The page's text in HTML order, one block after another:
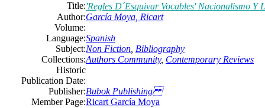
Title:'Regles D´Esquivar Vocables' Nacionalismo Y
Author:García Moya, Ricart
Volume:
Language:Spanish
Subject:Non Fiction, Bibliography
Collections:Authors Community, Contemporary Reviews
Historic
Publication Date:
Publisher:Bubok Publishing
Member Page:Ricart García Moya